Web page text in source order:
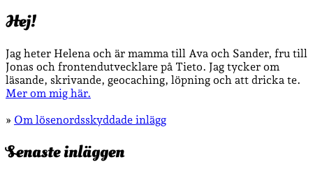
Hej!
Jag heter Helena och är mamma till Ava och Sander, fru till
Jonas och frontendutvecklare på Tieto. Jag tycker om
läsande, skrivande, geocaching, löpning och att dricka te.
Mer om mig här.
» Om lösenordsskyddade inlägg
Senaste inläggen